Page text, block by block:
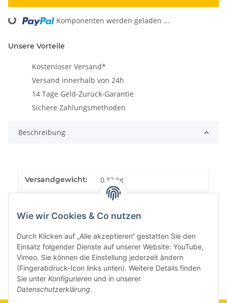
Loading... Komponenten werden geladen ...
Unsere Vorteile
Kostenloser Versand*
Versand innerhalb von 24h
14 Tage Geld-Zurück-Garantie
Sichere Zahlungsmethoden
Beschreibung
Versandgewicht: 0,32 kg
0,32 kg
Wie wir Cookies & Co nutzen
Durch Klicken auf „Alle akzeptieren“ gestatten Sie den
Einsatz folgender Dienste auf unserer Website: YouTube,
Vimeo. Sie können die Einstellung jederzeit ändern
(Fingerabdruck-Icon links unten). Weitere Details finden
Sie unter Konfigurieren und in unserer
Datenschutzerklärung.